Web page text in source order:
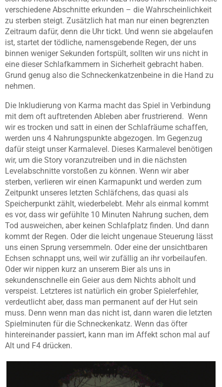
verschiedene Abschnitte erkunden – die Wahrscheinlichkeit
zu sterben steigt. Zusätzlich hat man nur einen begrenzten
Zeitraum dafür, denn die Uhr tickt. Und wenn sie abgelaufen
ist, startet der tödliche, namensgebende Regen, der uns
binnen weniger Sekunden fortspült, sollten wir uns nicht in
eine dieser Schlafkammern in Sicherheit gebracht haben.
Grund genug also die Schneckenkatzenbeine in die Hand zu
nehmen.
Die Inkludierung von Karma macht das Spiel in Verbindung
mit dem oft auftretenden Ableben aber frustrierend. Wenn
wir es trocken und satt in einen der Schlafräume schaffen,
werden uns 4 Nahrungspunkte abgezogen. Im Gegenzug
dafür steigt unser Karmalevel. Dieses Karmalevel benötigen
wir, um die Story voranzutreiben und in die nächsten
Levelabschnitte vorstoßen zu können. Wenn wir aber
sterben, verlieren wir einen Karmapunkt und werden zum
Zeitpunkt unseres letzten Schläfchens, das quasi als
Speicherpunkt zählt, wiederbelebt. Mehr als einmal kommt
es vor, dass wir gefühlte 10 Minuten Nahrung suchen, dem
Tod ausweichen, aber keinen Schlafplatz finden. Und dann
kommt der Regen. Oder die leicht ungenaue Steuerung lässt
uns einen Sprung versemmeln. Oder eine der unsichtbaren
Echsen schnappt uns, weil wir zufällig an ihr vorbeilaufen.
Oder wir nippen kurz an unserem Bier als uns in
sekundenschnelle ein Geier aus dem Nichts abholt und
verspeist. Letzteres ist natürlich ein grober Spielerfehler,
verdeutlicht aber, dass man permanent auf der Hut sein
muss. Denn wenn man das nicht ist, dann waren die letzten
Spielminuten für die Schneckenkatz. Wenn das öfter
hintereinander passiert, kann man im Affekt schon mal auf
Alt und F4 drücken.